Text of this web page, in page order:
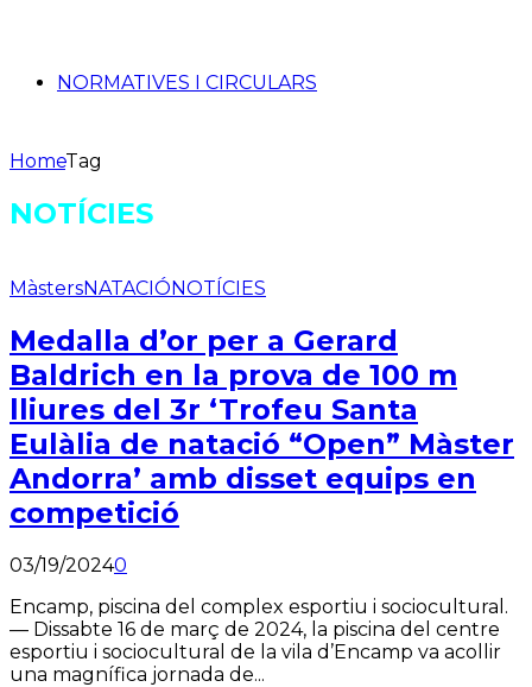
NORMATIVES I CIRCULARS
HomeTag
NOTÍCIES
MàstersNATACIÓNOTÍCIES
Medalla d’or per a Gerard
Baldrich en la prova de 100 m
lliures del 3r ‘Trofeu Santa
Eulàlia de natació “Open” Màster
Andorra’ amb disset equips en
competició
03/19/20240
Encamp, piscina del complex esportiu i sociocultural.
— Dissabte 16 de març de 2024, la piscina del centre
esportiu i sociocultural de la vila d’Encamp va acollir
una magnífica jornada de...